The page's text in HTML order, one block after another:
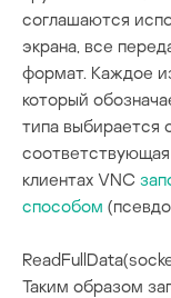
соглашаются
экрана, все
формат. Каждое
который
типа выбирается
соответствующая
клиентах VNC
способом
Таким образом